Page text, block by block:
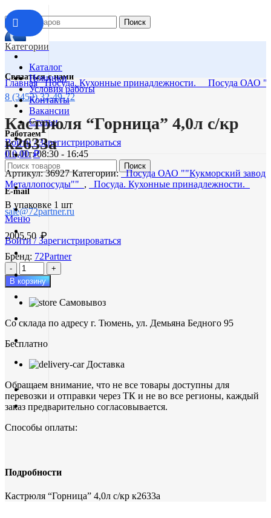
Поиск
Связаться с нами
8 (3452) 32-49-72
Работаем
Пн-Пт: 08:30 - 16:45
E-mail
sale@72partner.ru
Меню
Войти / Зарегистрироваться
Категории
Каталог
Новинки
Условия работы
Контакты
Вакансии
Статьи
Войти / Зарегистрироваться
00,00₽
Поиск
ГлавнаяПосуда. Кухонные принадлежности.
Посуда ОАО
Нажмите, чтобы увеличить изображение
Кастрюля “Горница” 4,0л с/кр
к2633а
Артикул:36927Категории: Посуда ОАО ""Кукморский завод
Металлопосуды"" ,
Посуда. Кухонные принадлежности.
В упаковке 1 шт
2005,50 ₽
Бренд: 72Partner
Количество
товара
Кастрюля
"Горница"
с/
к2633а
В корзину
Самовывоз
Со склада по адресу г. Тюмень, ул. Демьяна Бедного 95
Бесплатно
Доставка
Обращаем внимание, что не все товары доступны для
перевозки и отправки через ТК и не во все регионы, каждый
заказ предварительно согласовывается.
Способы оплаты:
Подробности
Кастрюля “Горница” 4,0л с/кр к2633а